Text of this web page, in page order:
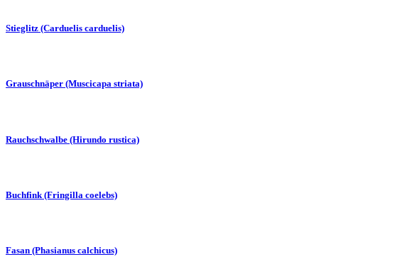
Stieglitz (Carduelis carduelis)
Grauschnäper (Muscicapa striata)
Rauchschwalbe (Hirundo rustica)
Buchfink (Fringilla coelebs)
Fasan (Phasianus calchicus)